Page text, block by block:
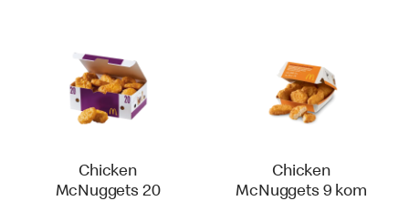
Chicken
McNuggets 20
Chicken
McNuggets 9 kom